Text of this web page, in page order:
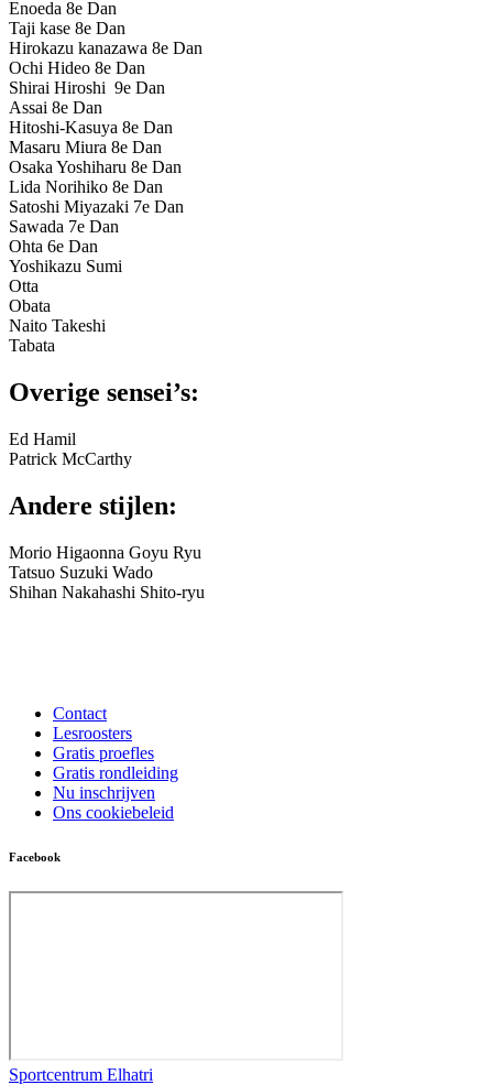
Enoeda 8e Dan
Taji kase 8e Dan
Hirokazu kanazawa 8e Dan
Ochi Hideo 8e Dan
Shirai Hiroshi 9e Dan
Assai 8e Dan
Hitoshi-Kasuya 8e Dan
Masaru Miura 8e Dan
Osaka Yoshiharu 8e Dan
Lida Norihiko 8e Dan
Satoshi Miyazaki 7e Dan
Sawada 7e Dan
Ohta 6e Dan
Yoshikazu Sumi
Otta
Obata
Naito Takeshi
Tabata
Overige sensei’s:
Ed Hamil
Patrick McCarthy
Andere stijlen:
Morio Higaonna Goyu Ryu
Tatsuo Suzuki Wado
Shihan Nakahashi Shito-ryu
Contact
Lesroosters
Gratis proefles
Gratis rondleiding
Nu inschrijven
Ons cookiebeleid
Facebook
Sportcentrum Elhatri